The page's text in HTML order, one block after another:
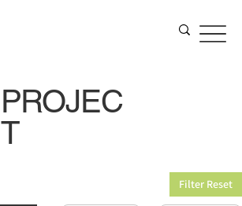
Filter Reset
PROJEC
T